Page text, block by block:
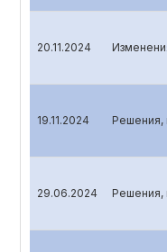
20.11.2024
19.11.2024 Решения,
29.06.2024 Решения,